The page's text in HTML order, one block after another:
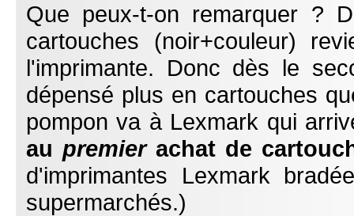
Que peux-t-on remarquer ?
cartouches (noir+couleur)
l'imprimante. Donc dès le
dépensé plus en cartouches
pompon va à Lexmark qui
au premierachat de
d'imprimantes Lexmark
supermarchés.)